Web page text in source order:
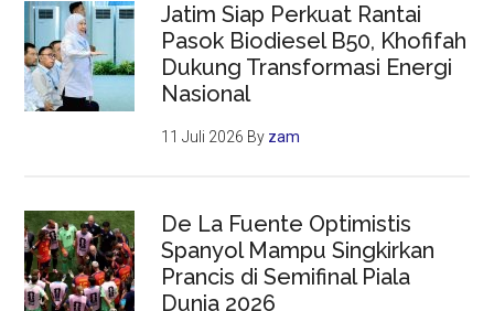
Jatim Siap Perkuat Rantai
Pasok Biodiesel B50, Khofifah
Dukung Transformasi Energi
Nasional
11 Juli 2026 By zam
De La Fuente Optimistis
Spanyol Mampu Singkirkan
Prancis di Semifinal Piala
Dunia 2026